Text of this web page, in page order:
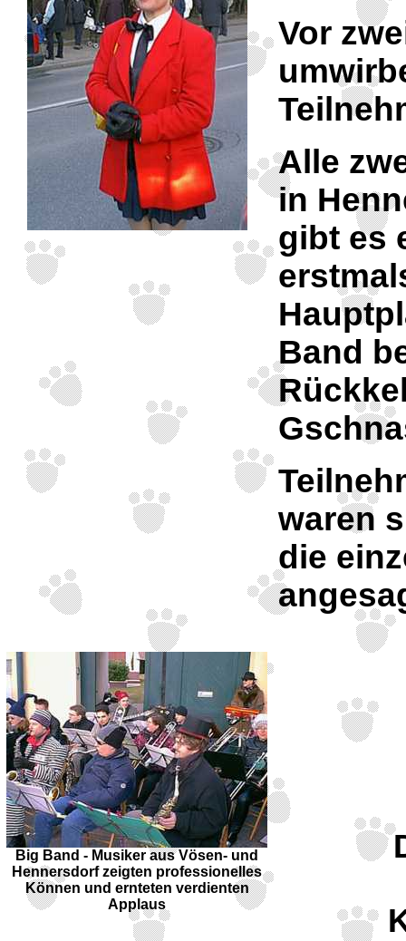
Vor
Alle
in
gibt es
Band
waren
die
Big Band - Musiker aus Vösen- und
Hennersdorf zeigten professionelles
Können und ernteten verdienten
Applaus